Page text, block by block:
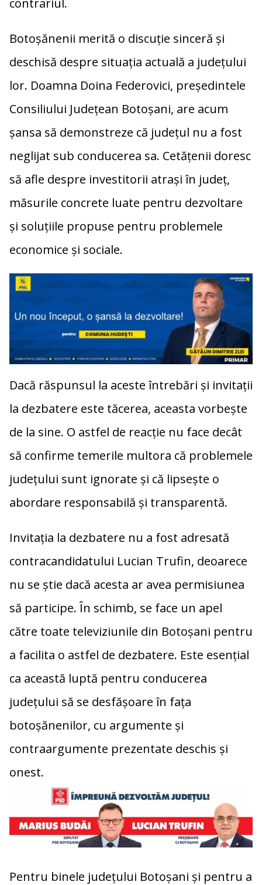
contrariul.
Botoșănenii merită o discuție sinceră și
deschisă despre situația actuală a județului
lor. Doamna Doina Federovici, președintele
Consiliului Județean Botoșani, are acum
șansa să demonstreze că județul nu a fost
neglijat sub conducerea sa. Cetățenii doresc
să afle despre investitorii atrași în județ,
măsurile concrete luate pentru dezvoltare
și soluțiile propuse pentru problemele
economice și sociale.
Dacă răspunsul la aceste întrebări și invitații
la dezbatere este tăcerea, aceasta vorbește
de la sine. O astfel de reacție nu face decât
să confirme temerile multora că problemele
județului sunt ignorate și că lipsește o
abordare responsabilă și transparentă.
Invitația la dezbatere nu a fost adresată
contracandidatului Lucian Trufin, deoarece
nu se știe dacă acesta ar avea permisiunea
să participe. În schimb, se face un apel
către toate televiziunile din Botoșani pentru
a facilita o astfel de dezbatere. Este esențial
ca această luptă pentru conducerea
județului să se desfășoare în fața
botoșănenilor, cu argumente și
contraargumente prezentate deschis și
onest.
Pentru binele județului Botoșani și pentru a